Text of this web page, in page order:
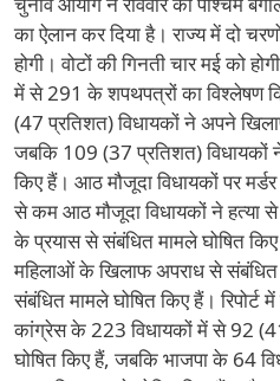
का ऐलान कर दिया है। राज्य में दो
होगी। वोटों की गिनती चार मई को
में से 291 के शपथपत्रों का विश्लेषण
(47 प्रतिशत) विधायकों ने अपने
जबकि 109 (37 प्रतिशत) विधायकों
किए हैं। आठ मौजूदा विधायकों पर
से कम आठ मौजूदा विधायकों ने हत्या
के प्रयास से संबंधित मामले घोषित
महिलाओं के खिलाफ अपराध से
संबंधित मामले घोषित किए हैं।
कांग्रेस के 223 विधायकों में से 92
घोषित किए हैं, जबकि भाजपा के 64